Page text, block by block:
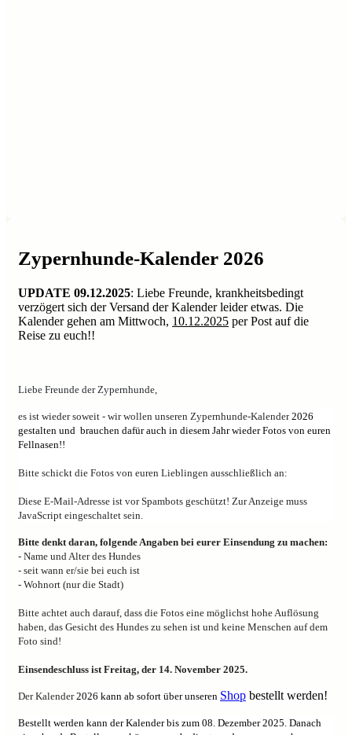
Zypernhunde-Kalender 2026
UPDATE 09.12.2025: Liebe Freunde, krankheitsbedingt
verzögert sich der Versand der Kalender leider etwas. Die
Kalender gehen am Mittwoch, 10.12.2025 per Post auf die
Reise zu euch!!
Liebe Freunde der Zypernhunde,
es ist wieder soweit - wir wollen unseren Zypernhunde-Kalender 2026
gestalten und brauchen dafür auch in diesem Jahr wieder Fotos von euren
Fellnasen!!
Bitte schickt die Fotos von euren Lieblingen ausschließlich an:
Diese E-Mail-Adresse ist vor Spambots geschützt! Zur Anzeige muss
JavaScript eingeschaltet sein.
Bitte denkt daran, folgende Angaben bei eurer Einsendung zu machen:
- Name und Alter des Hundes
- seit wann er/sie bei euch ist
- Wohnort (nur die Stadt)
Bitte achtet auch darauf, dass die Fotos eine möglichst hohe Auflösung
haben, das Gesicht des Hundes zu sehen ist und keine Menschen auf dem
Foto sind!
Einsendeschluss ist Freitag, der 14. November 2025.
Der Kalender2026 kann ab sofort über unseren Shop bestellt werden!
Bestellt werden kann der Kalender bis zum 08. Dezember 2025. Danach